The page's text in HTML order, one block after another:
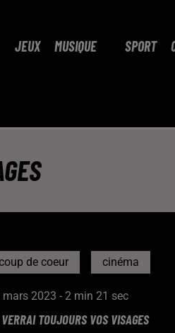
JEUX MUSIQUE SPORT
de coeur cinéma
mars 2023 - 2 min 21 sec
TOUJOURS VOS VISAGES